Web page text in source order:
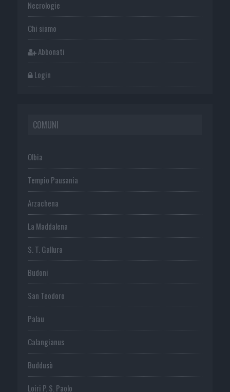
Necrologie
Chi siamo
Abbonati
Login
COMUNI
Olbia
Tempio Pausania
Arzachena
La Maddalena
S. T. Gallura
Budoni
San Teodoro
Palau
Calangianus
Buddusò
Loiri P. S. Paolo